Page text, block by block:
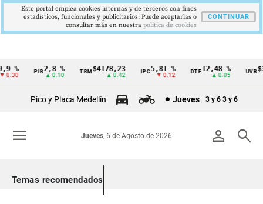
Cintillo
Colombia
% PIB2,8 %
▲ 0.10
TRM$4178,23
▲ 0.42
5,81 %
▼ 0.12
DTF12,48 %
▲ 0.05
UVR
Pico y Placa Medellín Jueves 3 y 6 3 y 6
person search
Jueves, 6 de Agosto de 2026
menu
Temas recomendados
Este portal emplea cookies internas y de terceros con fines
estadísticos, funcionales y publicitarios. Puede aceptarlas o
consultar más en nuestra politica de cookies
CONTINUAR